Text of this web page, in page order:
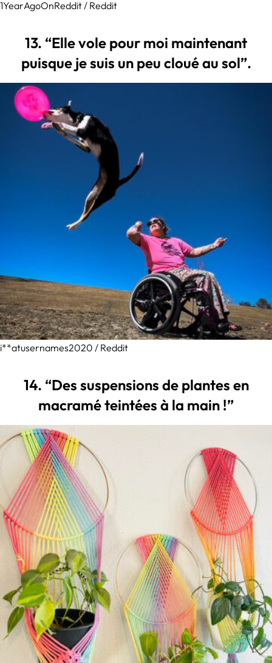
1YearAgoOnReddit / Reddit
13. “Elle vole pour moi maintenant
puisque je suis un peu cloué au sol”.
i**atusernames2020 / Reddit
14. “Des suspensions de plantes en
macramé teintées à la main !”